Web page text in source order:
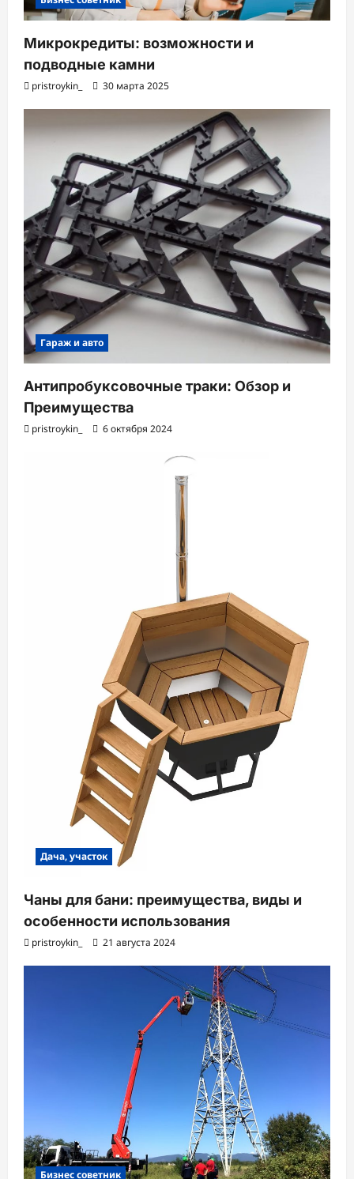
Микрокредиты: возможности и
подводные камни
pristroykin_ 30 марта 2025
Гараж и авто
Антипробуксовочные траки: Обзор и
Преимущества
pristroykin_ 6 октября 2024
Дача, участок
Чаны для бани: преимущества, виды и
особенности использования
pristroykin_ 21 августа 2024
Бизнес советник